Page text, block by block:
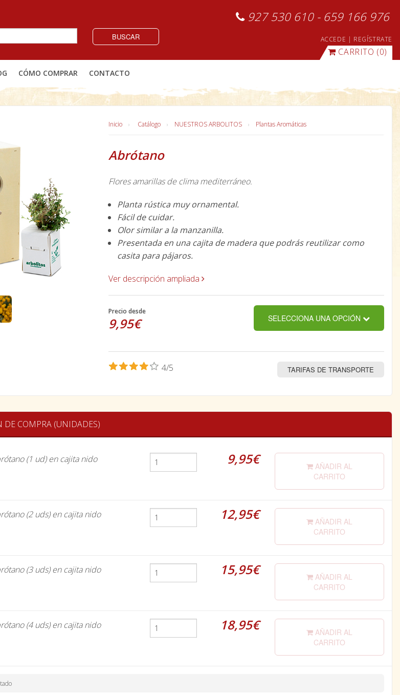
927 530 610 - 659 166 976
BUSCAR ACCEDE | REGÍSTRATE
CARRITO (0)
CÓMO COMPRAR CONTACTO
Inicio Catálogo NUESTROS ARBOLITOS Plantas Aromáticas
Abrótano
Flores amarillas de clima mediterráneo.
Planta rústica muy ornamental.
Fácil de cuidar.
Olor similar a la manzanilla.
Presentada en una cajita de madera que podrás reutilizar como
casita para pájaros.
Ver descripción ampliada
Precio desde
9,95€ SELECCIONA UNA OPCIÓN
4/5 TARIFAS DE TRANSPORTE
DE COMPRA (UNIDADES)
(1 ud) en cajita nido 9,95€
AÑADIR AL
CARRITO
(2 uds) en cajita nido 12,95€
AÑADIR AL
CARRITO
(3 uds) en cajita nido 15,95€
AÑADIR AL
CARRITO
(4 uds) en cajita nido 18,95€
AÑADIR AL
CARRITO